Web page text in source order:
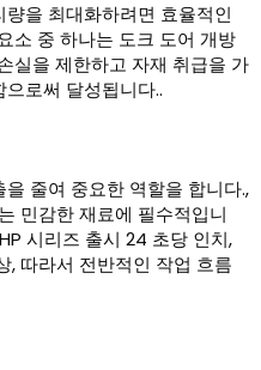
을 최대화하려면 효율적인
소 중 하나는 도크 도어 개방
실을 제한하고 자재 취급을 가
로써 달성됩니다..
줄여 중요한 역할을 합니다.,
민감한 재료에 필수적입니
시리즈 출시 24 초당 인치,
, 따라서 전반적인 작업 흐름